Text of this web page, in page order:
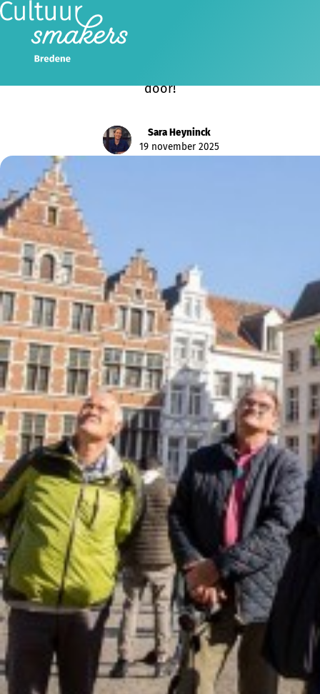
Cultuursmakers gaat door!
door!
Sara Heyninck
19 november 2025